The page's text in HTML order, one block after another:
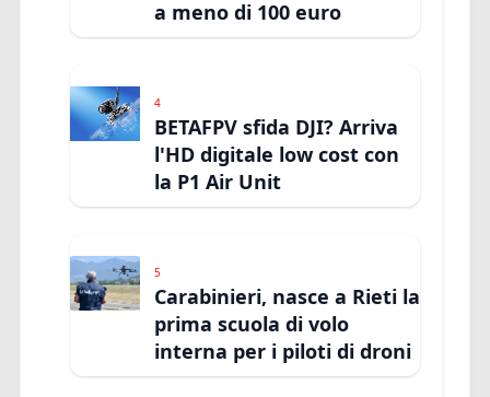
a meno di 100 euro
4
BETAFPV sfida DJI? Arriva
l'HD digitale low cost con
la P1 Air Unit
5
Carabinieri, nasce a Rieti la
prima scuola di volo
interna per i piloti di droni